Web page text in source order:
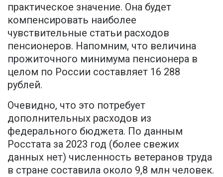
практическое значение. Она будет
компенсировать наиболее
чувствительные статьи расходов
пенсионеров. Напомним, что величина
прожиточного минимума пенсионера в
целом по России составляет 16 288
рублей.
Очевидно, что это потребует
дополнительных расходов из
федерального бюджета. По данным
Росстата за 2023 год (более свежих
данных нет) численность ветеранов труда
в стране составила около 9,8 млн человек.